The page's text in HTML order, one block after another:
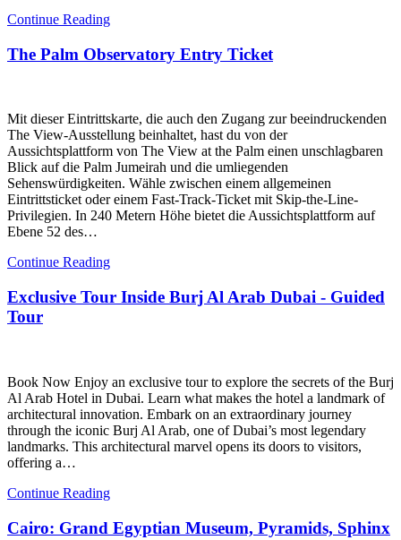
Continue Reading
The Palm Observatory Entry Ticket
Mit dieser Eintrittskarte, die auch den Zugang zur beeindruckenden
The View-Ausstellung beinhaltet, hast du von der
Aussichtsplattform von The View at the Palm einen unschlagbaren
Blick auf die Palm Jumeirah und die umliegenden
Sehenswürdigkeiten. Wähle zwischen einem allgemeinen
Eintrittsticket oder einem Fast-Track-Ticket mit Skip-the-Line-
Privilegien. In 240 Metern Höhe bietet die Aussichtsplattform auf
Ebene 52 des…
Continue Reading
Exclusive Tour Inside Burj Al Arab Dubai - Guided
Tour
Book Now Enjoy an exclusive tour to explore the secrets of the Burj
Al Arab Hotel in Dubai. Learn what makes the hotel a landmark of
architectural innovation. Embark on an extraordinary journey
through the iconic Burj Al Arab, one of Dubai’s most legendary
landmarks. This architectural marvel opens its doors to visitors,
offering a…
Continue Reading
Cairo: Grand Egyptian Museum, Pyramids, Sphinx